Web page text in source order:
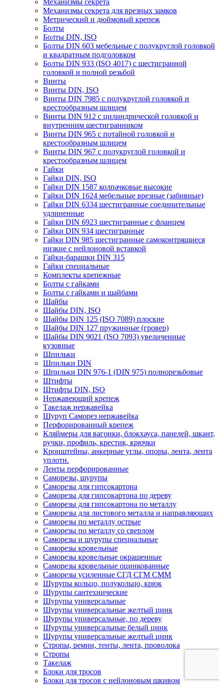
Механизмы секрета
Механизмы секрета для врезных замков
Метрический и дюймовый крепеж
Болты
Болты DIN, ISO
Болты DIN 603 мебельные с полукруглой головкой
и квадратным подголовком
Болты DIN 933 (ISO 4017) с шестигранной
головкой и полной резьбой
Винты
Винты DIN, ISO
Винты DIN 7985 с полукруглой головкой и
крестообразным шлицем
Винты DIN 912 с цилиндрической головкой и
внутренним шестигранником
Винты DIN 965 с потайной головкой и
крестообразным шлицем
Винты DIN 967 с полукруглой головкой и
крестообразным шлицем
Гайки
Гайки DIN, ISO
Гайки DIN 1587 колпачковые высокие
Гайки DIN 1624 мебельные врезные (забивные)
Гайки DIN 6334 шестигранные соединительные
удлиненные
Гайки DIN 6923 шестигранные с фланцем
Гайки DIN 934 шестигранные
Гайки DIN 985 шестигранные самоконтрящиеся
низкие с нейлоновой вставкой
Гайки-барашки DIN 315
Гайки специальные
Комплекты крепежные
Болты с гайками
Болты с гайками и шайбами
Шайбы
Шайбы DIN, ISO
Шайбы DIN 125 (ISO 7089) плоские
Шайбы DIN 127 пружинные (гровер)
Шайбы DIN 9021 (ISO 7093) увеличенные
кузовные
Шпильки
Шпильки DIN
Шпильки DIN 976-1 (DIN 975) полнорезьбовые
Штифты
Штифты DIN, ISO
Нержавеющий крепеж
Такелаж нержавейка
Шуруп Саморез нержавейка
Перфорированный крепеж
Кляймеры для вагонки, блокхауса, панелей, шкант,
ручки, профиль, крестик, крючки
Кронштейны, анкерные углы, опоры, лента, лента
уплотн.
Ленты перфорированные
Саморезы, шурупы
Саморезы для гипсокартона
Саморезы для гипсокартона по дереву
Саморезы для гипсокартона по металлу
Саморезы для листового металла и направляющих
Саморезы по металлу острые
Саморезы по металлу со сверлом
Саморезы и шурупы специальные
Саморезы кровельные
Саморезы кровельные окрашенные
Саморезы кровельные оцинкованные
Саморезы усиленные СГД СГМ СММ
Шурупы кольцо, полукольцо, крюк
Шурупы сантехнические
Шурупы универсальные
Шурупы универсальные желтый цинк
Шурупы универсальные, по дереву
Шурупы универсальные белый цинк
Шурупы универсальные желтый цинк
Стропы, ремни, тенты, лента, проволока
Стропы
Такелаж
Блоки для тросов
Блоки для тросов с нейлоновым шкивом